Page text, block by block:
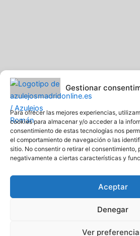
Gestionar
Para ofrecer las mejores experiencias,
cookies para almacenar y/o acceder a la
consentimiento de estas tecnologías nos
el comportamiento de navegación o las
sitio. No consentir o retirar el consentimiento,
negativamente a ciertas características y
Aceptar
Denegar
Ver
Pavimentos y Azulejos Román